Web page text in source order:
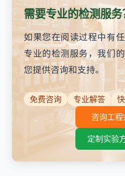
需要专业的检测服
如果您在阅读过程中有
专业的检测服务，我们
您提供咨询和支持。
免费咨询 专业解答
咨询工程
定制实验